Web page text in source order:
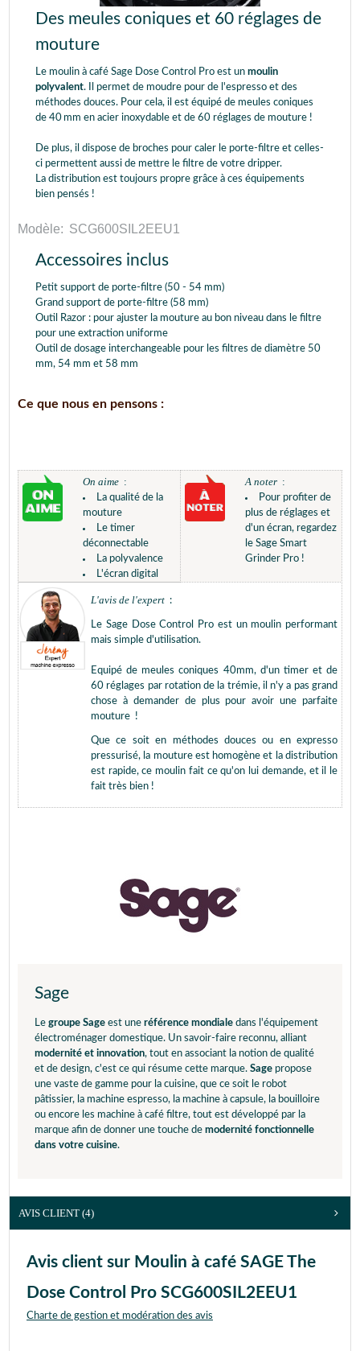
Des meules coniques et 60 réglages de
mouture
Le moulin à café Sage Dose Control Pro est un moulin
polyvalent. Il permet de moudre pour de l'espresso et des
méthodes douces. Pour cela, il est équipé de meules coniques
de 40 mm en acier inoxydable et de 60 réglages de mouture !
De plus, il dispose de broches pour caler le porte-filtre et celles-
ci permettent aussi de mettre le filtre de votre dripper.
La distribution est toujours propre grâce à ces équipements
bien pensés !
Modèle: SCG600SIL2EEU1
Accessoires inclus
Petit support de porte-filtre (50 - 54 mm)
Grand support de porte-filtre (58 mm)
Outil Razor : pour ajuster la mouture au bon niveau dans le filtre
pour une extraction uniforme
Outil de dosage interchangeable pour les filtres de diamètre 50
mm, 54 mm et 58 mm
Ce que nous en pensons :
On aime :
La qualité de la
mouture
Le timer
déconnectable
La polyvalence
L'écran digital
A noter :
Pour profiter de
plus de réglages et
d'un écran, regardez
le Sage Smart
Grinder Pro !
L'avis de l'expert :
Le Sage Dose Control Pro est un moulin performant
mais simple d'utilisation.
Equipé de meules coniques 40mm, d'un timer et de
60 réglages par rotation de la trémie, il n'y a pas grand
chose à demander de plus pour avoir une parfaite
mouture !
Que ce soit en méthodes douces ou en expresso
pressurisé, la mouture est homogène et la distribution
est rapide, ce moulin fait ce qu'on lui demande, et il le
fait très bien !
Sage
Le groupe Sage est une référence mondiale dans l'équipement
électroménager domestique. Un savoir-faire reconnu, alliant
modernité et innovation, tout en associant la notion de qualité
et de design, c'est ce qui résume cette marque. Sage propose
une vaste de gamme pour la cuisine, que ce soit le robot
pâtissier, la machine espresso, la machine à capsule, la bouilloire
ou encore les machine à café filtre, tout est développé par la
marque afin de donner une touche de modernité fonctionnelle
dans votre cuisine.
AVIS CLIENT (4)
Avis client sur Moulin à café SAGE The
Dose Control Pro SCG600SIL2EEU1
Charte de gestion et modération des avis